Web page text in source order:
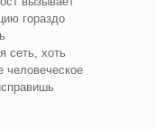
гораздо
сеть, хоть
человеческое